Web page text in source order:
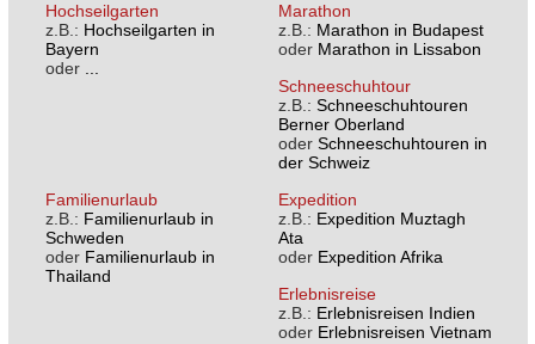
Hochseilgarten
z.B.: Hochseilgarten in
Bayern
oder
Marathon
z.B.: Marathon in Budapest
oder Marathon in Lissabon
Schneeschuhtour
z.B.: Schneeschuhtouren
Berner Oberland
oder Schneeschuhtouren in
der Schweiz
Familienurlaub
z.B.: Familienurlaub in
Schweden
oder Familienurlaub in
Thailand
Expedition
z.B.: Expedition Muztagh
Ata
oder Expedition Afrika
Erlebnisreise
z.B.: Erlebnisreisen Indien
oder Erlebnisreisen Vietnam